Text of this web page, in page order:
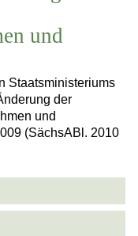
und
Staatsministeriums
der
und
(SächsABl. 2010